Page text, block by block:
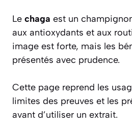
Le chaga est un
aux antioxydants et aux
image est forte, mais les
présentés avec prudence.
Cette page reprend les
limites des preuves et les
avant d’utiliser un extrait.